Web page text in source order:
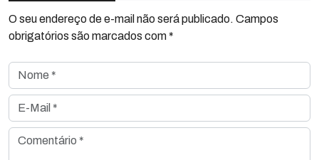
O seu endereço de e-mail não será publicado. Campos
obrigatórios são marcados com *
Nome *
E-Mail *
Comentário *